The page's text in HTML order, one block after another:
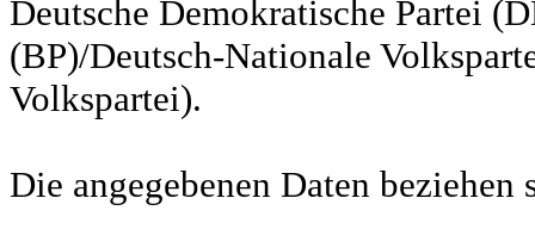
Deutsche Demokratische Partei
(BP)/Deutsch-Nationale
Volkspartei).
Die angegebenen Daten